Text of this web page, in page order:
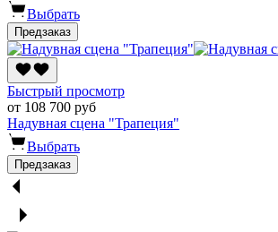
Выбрать
Предзаказ
Быстрый просмотр
от 108 700 руб
Надувная сцена "Трапеция"
Выбрать
Предзаказ